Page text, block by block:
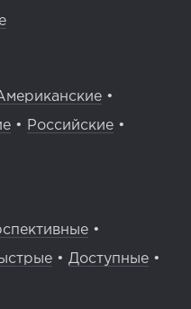
•
• Российские •
•
• Доступные •